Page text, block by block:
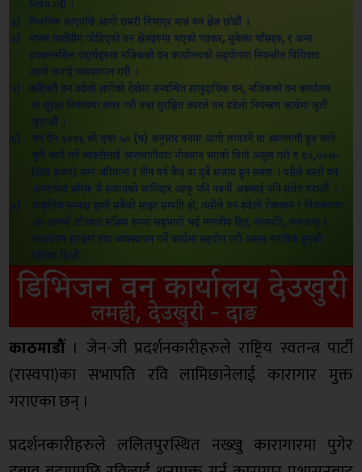
काठमाडौं। जेन-जी प्रदर्शनकारीहरुले राष्ट्रिय स्वतन्त्र पार्टी
(रास्वपा)का सभापति रवि लामिछानेलाई कारागार मुक्त
गराएका छन् ।
प्रदर्शनकारीहरुले ललितपुरस्थित नख्खु कारागारमा पुगेर